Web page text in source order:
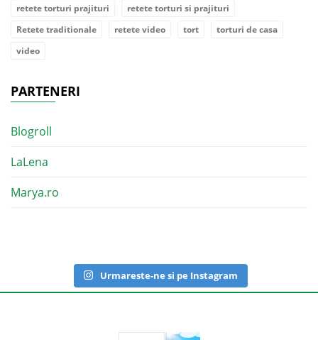
retete torturi prajituri
retete torturi si prajituri
Retete traditionale
retete video tort
torturi de casa
video
PARTENERI
Blogroll
LaLena
Marya.ro
Urmareste-ne si pe Instagram